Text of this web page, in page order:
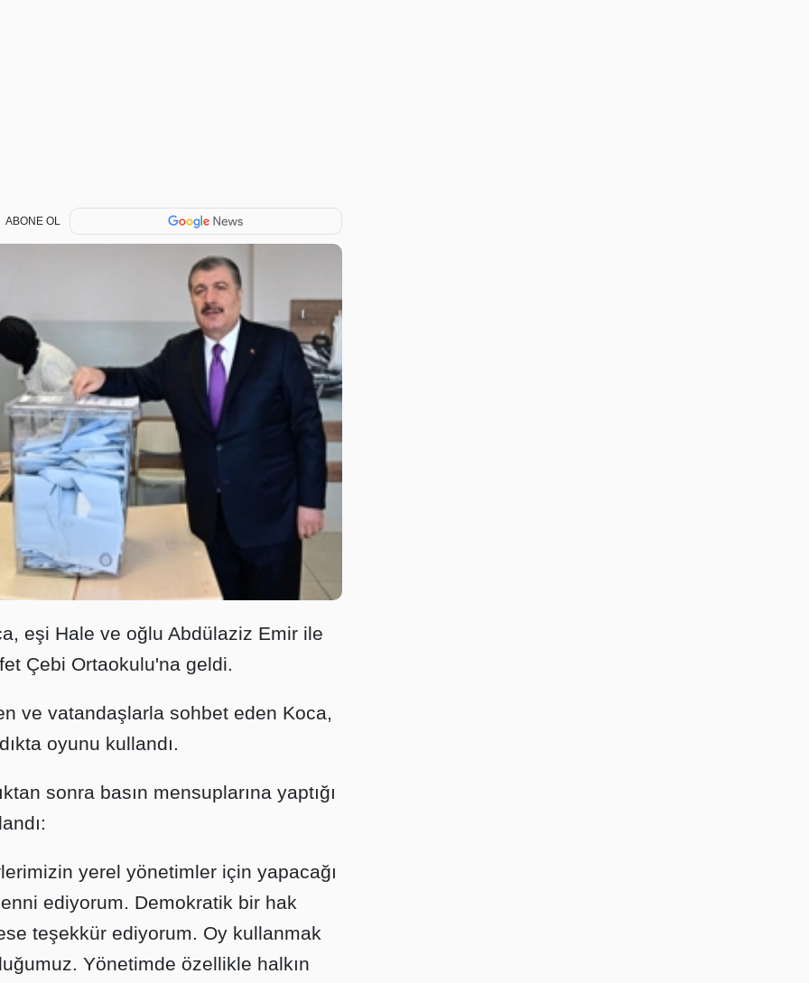
ABONE OL
eşi Hale ve oğlu Abdülaziz Emir ile
Çebi Ortaokulu'na geldi.
ve vatandaşlarla sohbet eden Koca,
oyunu kullandı.
sonra basın mensuplarına yaptığı
yerel yönetimler için yapacağı
ediyorum. Demokratik bir hak
teşekkür ediyorum. Oy kullanmak
Yönetimde özellikle halkın